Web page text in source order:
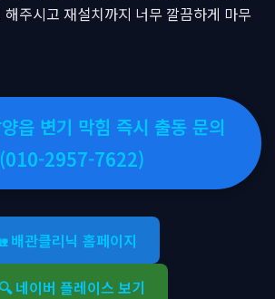
주시고 재설치까지 너무 깔끔하게 마무
읍 변기 막힘 즉시 출동 문의
(010-2957-7622)
배관클리닉 홈페이지
🔍 네이버 플레이스 보기